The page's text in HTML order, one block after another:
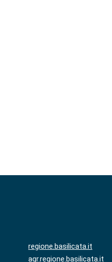
regione.basilicata.it
agr.regione.basilicata.it